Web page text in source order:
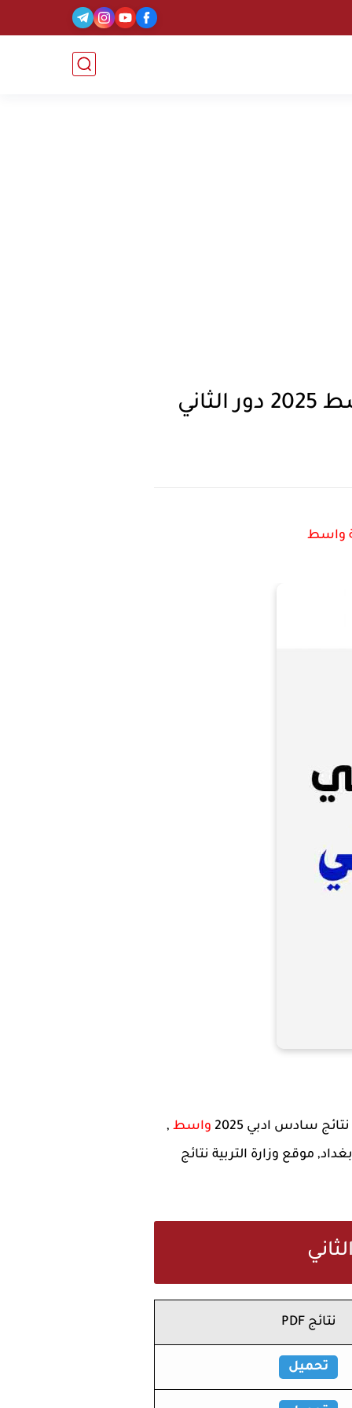
واسط
نتائج سادس ادبي 2025 واسط ,
PDF, نتائج السادس العلمي والادبي الدور الثاني 2025 بغداد, موقع وزارة التربية نتائج
نتائج PDF
تحميل